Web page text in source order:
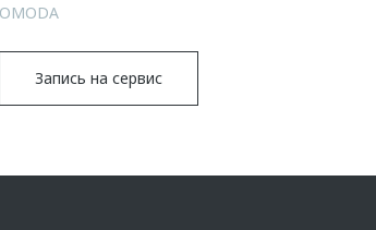
OMODA
Запись на сервис